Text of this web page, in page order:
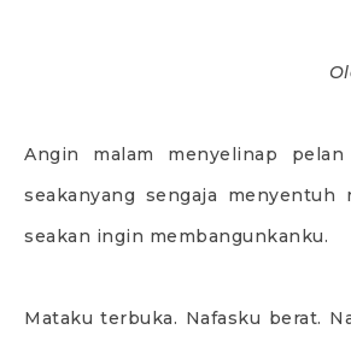
Angin malam menyelinap
seakanyang sengaja
seakan ingin membangunkanku.
Mataku terbuka. Nafasku berat.